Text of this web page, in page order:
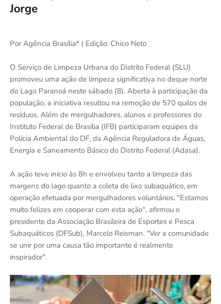
Jorge
Por Agência Brasília* | Edição: Chico Neto
O Serviço de Limpeza Urbana do Distrito Federal (SLU)
promoveu uma ação de limpeza significativa no deque norte
do Lago Paranoá neste sábado (8). Aberta à participação da
população, a iniciativa resultou na remoção de 570 quilos de
resíduos. Além de mergulhadores, alunos e professores do
Instituto Federal de Brasília (IFB) participaram equipes da
Polícia Ambiental do DF, da Agência Reguladora de Águas,
Energia e Saneamento Básico do Distrito Federal (Adasa).
A ação teve início às 8h e envolveu tanto a limpeza das
margens do lago quanto a coleta de lixo subaquático, em
operação efetuada por mergulhadores voluntários. "Estamos
muito felizes em cooperar com esta ação", afirmou o
presidente da Associação Brasileira de Esportes e Pesca
Subaquáticos (DFSub), Marcelo Reisman. "Ver a comunidade
se unir por uma causa tão importante é realmente
inspirador".